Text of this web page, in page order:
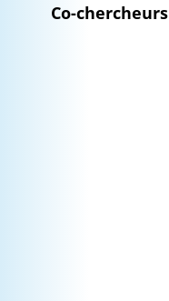
Co-chercheurs